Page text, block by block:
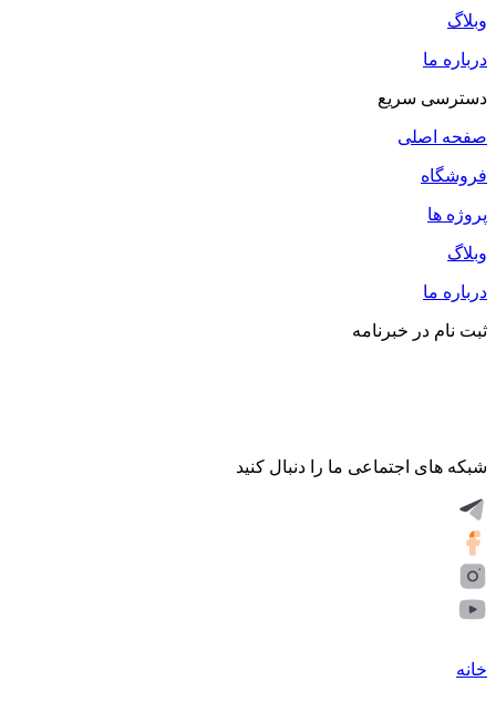
وبلاگ
درباره ما
دسترسی سریع
صفحه اصلی
فروشگاه
پروژه ها
وبلاگ
درباره ما
ثبت نام در خبرنامه
شبکه های اجتماعی ما را دنبال کنید
خانه